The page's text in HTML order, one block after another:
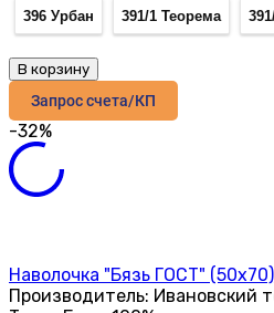
396 Урбан 391/1 Теорема
В корзину
Запрос счета/КП
-32%
Наволочка "Бязь ГОСТ"
Производитель: Ивановский